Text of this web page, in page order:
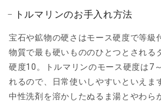
トルマリンのお手入れ方法
宝石や鉱物の硬さはモース硬度で等級
物質で最も硬いもののひとつとされる
硬度10。トルマリンのモース硬度は7
れるので、日常使いしやすいといえま
中性洗剤を溶かしたぬるま湯とやわら